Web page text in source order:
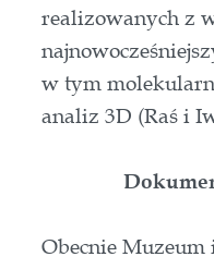
realizowanych z
w tym
analiz 3D (Raś i
Obecnie